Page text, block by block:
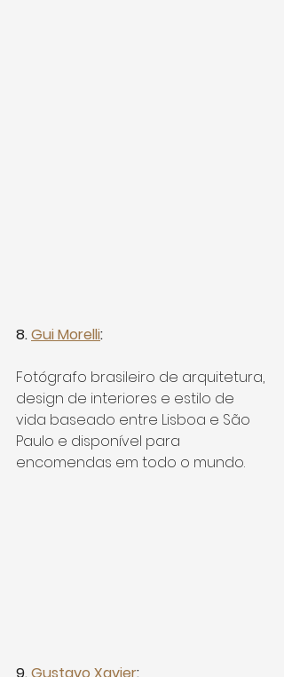
8. Gui Morelli:
Fotógrafo brasileiro de arquitetura,
design de interiores e estilo de
vida baseado entre Lisboa e São
Paulo e disponível para
encomendas em todo o mundo.